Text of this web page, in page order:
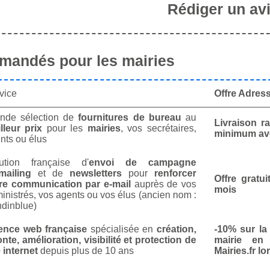
Rédiger un
pour les mairies
Offre
sélection defournitures de bureau au
prix pour les mairies, vos secrétaires,
ou élus
Livraison
minimum
française d'envoi de campagne
et de newsletterspour renforcer
communication par e-mail auprès de vos
vos agents ou vos élus (ancien nom :
Offre
mois
web française spécialisée en création,
amélioration, visibilité et protection de
internet depuis plus de 10 ans
-10% sur
mairie en
Mairies.fr